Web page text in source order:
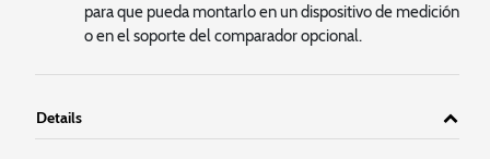
para que pueda montarlo en un dispositivo de medición
o en el soporte del comparador opcional.
Details